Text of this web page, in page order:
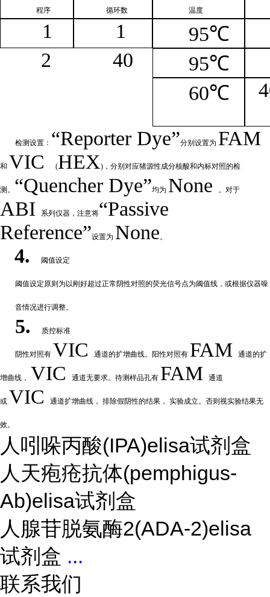
程序 循环数 温度
1 1
95℃
2
40
95℃
60℃
4
检测设置： “Reporter Dye”分别设置为 FAM
和 VIC(HEX)，分别对应猪源性成分核酸和内标对照的检
测。 “Quencher Dye”均为 None 。对于
ABI 系列仪器，注意将“Passive
Reference”设置为 None。
4. 阈值设定
阈值设定原则为以刚好超过正常阴性对照的荧光信号点为阈值线，或根据仪器噪
音情况进行调整。
5. 质控标准
阴性对照有 VIC通道的扩增曲线。阳性对照有 FAM通道的扩
增曲线， VIC通道无要求。待测样品孔有 FAM通道
或 VIC 通道扩增曲线， 排除假阴性的结果， 实验成立。否则视实验结果无
效。
人吲哚丙酸(IPA)elisa试剂盒
人天疱疮抗体(pemphigus-
Ab)elisa试剂盒
人腺苷脱氨酶2(ADA-2)elisa
试剂盒 ...
联系我们